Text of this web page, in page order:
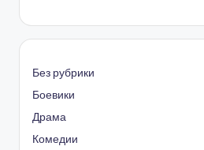
Без рубрики
Боевики
Драма
Комедии